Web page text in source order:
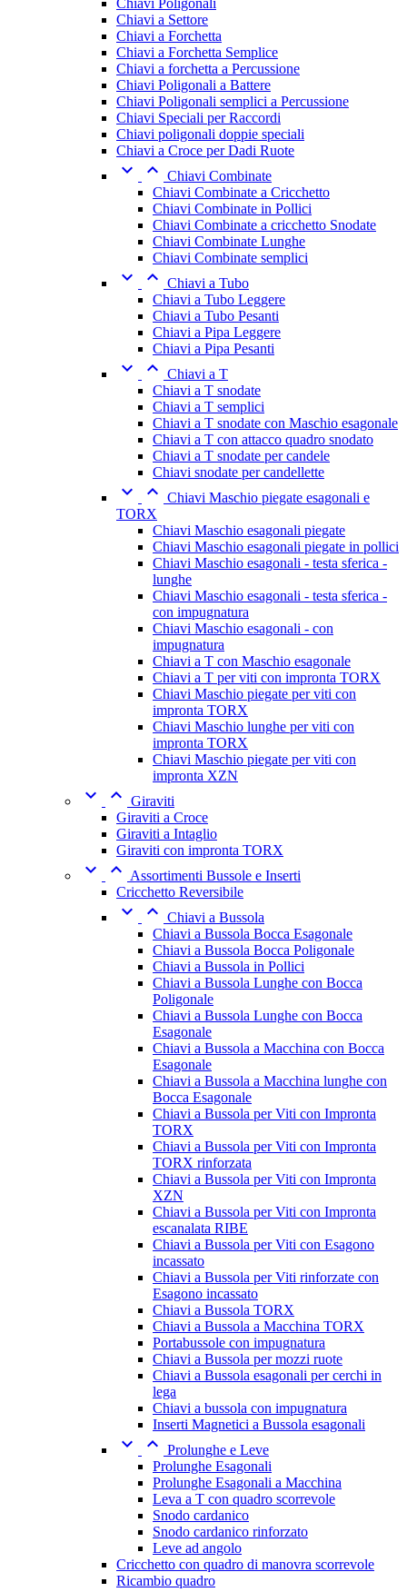
Chiavi a Settore
Chiavi a Forchetta
Chiavi a Forchetta Semplice
Chiavi a forchetta a Percussione
Chiavi Poligonali a Battere
Chiavi Poligonali semplici a Percussione
Chiavi Speciali per Raccordi
Chiavi poligonali doppie speciali
Chiavi a Croce per Dadi Ruote
  Chiavi Combinate
Chiavi Combinate a Cricchetto
Chiavi Combinate in Pollici
Chiavi Combinate a cricchetto Snodate
Chiavi Combinate Lunghe
Chiavi Combinate semplici
  Chiavi a Tubo
Chiavi a Tubo Leggere
Chiavi a Tubo Pesanti
Chiavi a Pipa Leggere
Chiavi a Pipa Pesanti
  Chiavi a T
Chiavi a T snodate
Chiavi a T semplici
Chiavi a T snodate con Maschio esagonale
Chiavi a T con attacco quadro snodato
Chiavi a T snodate per candele
Chiavi snodate per candellette
  Chiavi Maschio piegate esagonali e
TORX
Chiavi Maschio esagonali piegate
Chiavi Maschio esagonali piegate in pollici
Chiavi Maschio esagonali - testa sferica -
lunghe
Chiavi Maschio esagonali - testa sferica -
con impugnatura
Chiavi Maschio esagonali - con
impugnatura
Chiavi a T con Maschio esagonale
Chiavi a T per viti con impronta TORX
Chiavi Maschio piegate per viti con
impronta TORX
Chiavi Maschio lunghe per viti con
impronta TORX
Chiavi Maschio piegate per viti con
impronta XZN
  Giraviti
Giraviti a Croce
Giraviti a Intaglio
Giraviti con impronta TORX
  Assortimenti Bussole e Inserti
Cricchetto Reversibile
  Chiavi a Bussola
Chiavi a Bussola Bocca Esagonale
Chiavi a Bussola Bocca Poligonale
Chiavi a Bussola in Pollici
Chiavi a Bussola Lunghe con Bocca
Poligonale
Chiavi a Bussola Lunghe con Bocca
Esagonale
Chiavi a Bussola a Macchina con Bocca
Esagonale
Chiavi a Bussola a Macchina lunghe con
Bocca Esagonale
Chiavi a Bussola per Viti con Impronta
TORX
Chiavi a Bussola per Viti con Impronta
TORX rinforzata
Chiavi a Bussola per Viti con Impronta
XZN
Chiavi a Bussola per Viti con Impronta
escanalata RIBE
Chiavi a Bussola per Viti con Esagono
incassato
Chiavi a Bussola per Viti rinforzate con
Esagono incassato
Chiavi a Bussola TORX
Chiavi a Bussola a Macchina TORX
Portabussole con impugnatura
Chiavi a Bussola per mozzi ruote
Chiavi a Bussola esagonali per cerchi in
lega
Chiavi a bussola con impugnatura
Inserti Magnetici a Bussola esagonali
  Prolunghe e Leve
Prolunghe Esagonali
Prolunghe Esagonali a Macchina
Leva a T con quadro scorrevole
Snodo cardanico
Snodo cardanico rinforzato
Leve ad angolo
Cricchetto con quadro di manovra scorrevole
Ricambio quadro